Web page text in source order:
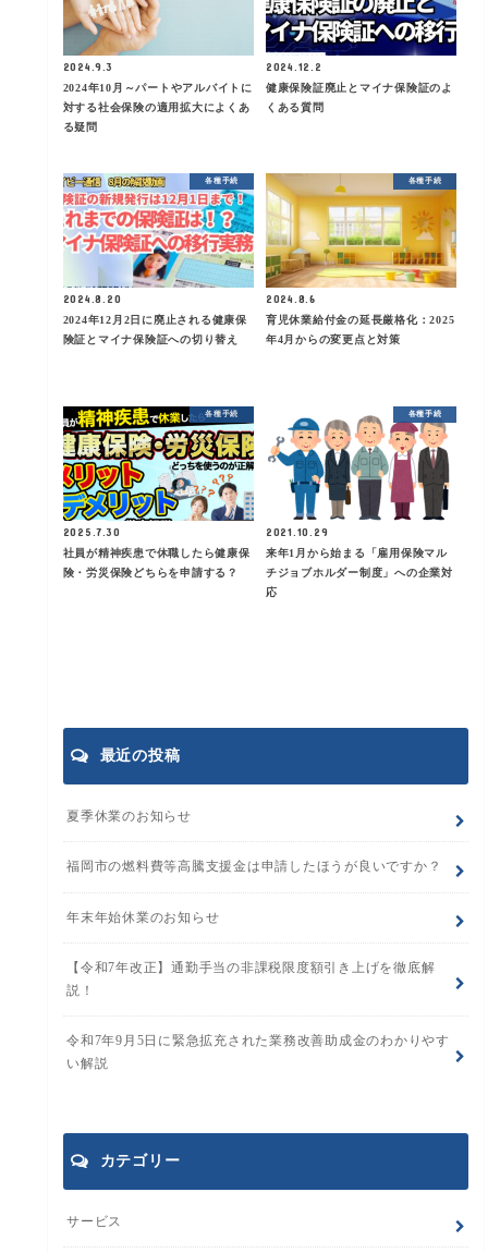
2024.9.3
2024年10月～パートやアルバイトに
対する社会保険の適用拡大によくあ
る疑問
2024.12.2
健康保険証廃止とマイナ保険証のよ
くある質問
各種手続
2024.8.20
2024年12月2日に廃止される健康保
険証とマイナ保険証への切り替え
各種手続
2024.8.6
育児休業給付金の延長厳格化：2025
年4月からの変更点と対策
各種手続
2025.7.30
社員が精神疾患で休職したら健康保
険・労災保険どちらを申請する？
各種手続
2021.10.29
来年1月から始まる「雇用保険マル
チジョブホルダー制度」への企業対
応
最近の投稿
夏季休業のお知らせ
福岡市の燃料費等高騰支援金は申請したほうが良いですか？
年末年始休業のお知らせ
【令和7年改正】通勤手当の非課税限度額引き上げを徹底解
説！
令和7年9月5日に緊急拡充された業務改善助成金のわかりやす
い解説
カテゴリー
サービス